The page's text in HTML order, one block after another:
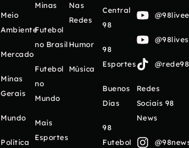
Meio
Ambiente
Mercado
Minas
Gerais
Mundo
Política
Minas
Futebol
no Brasil
Futebol
no
Mundo
Mais
Esportes
Nas
Redes
Humor
Música
Central
98
98
Esportes
Buenos
Días
98
Futebol
Redes
Sociais 98
News